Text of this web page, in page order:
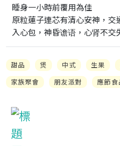
睡身一小時前覆用為佳
原粒蓮子連芯有清心安神，
入心包，神昏谵语，心肾不交
甜品 煲 中式 生果
家族聚會
朋友派對 應節食